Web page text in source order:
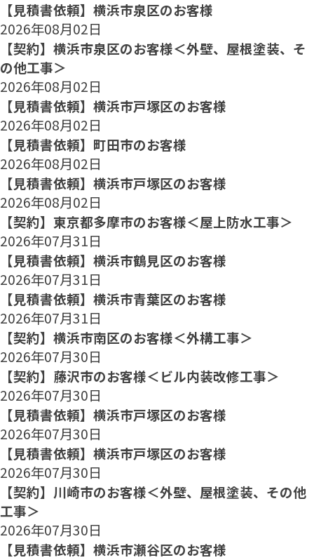
【見積書依頼】横浜市泉区のお客様
2026年08月02日
【契約】横浜市泉区のお客様＜外壁、屋根塗装、そ
の他工事＞
2026年08月02日
【見積書依頼】横浜市戸塚区のお客様
2026年08月02日
【見積書依頼】町田市のお客様
2026年08月02日
【見積書依頼】横浜市戸塚区のお客様
2026年08月02日
【契約】東京都多摩市のお客様＜屋上防水工事＞
2026年07月31日
【見積書依頼】横浜市鶴見区のお客様
2026年07月31日
【見積書依頼】横浜市青葉区のお客様
2026年07月31日
【契約】横浜市南区のお客様＜外構工事＞
2026年07月30日
【契約】藤沢市のお客様＜ビル内装改修工事＞
2026年07月30日
【見積書依頼】横浜市戸塚区のお客様
2026年07月30日
【見積書依頼】横浜市戸塚区のお客様
2026年07月30日
【契約】川崎市のお客様＜外壁、屋根塗装、その他
工事＞
2026年07月30日
【見積書依頼】横浜市瀬谷区のお客様